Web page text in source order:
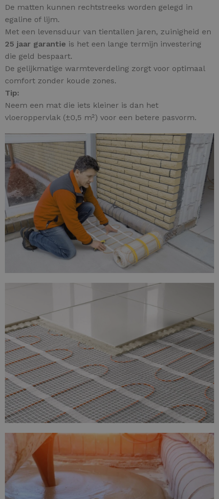
De matten kunnen rechtstreeks worden gelegd in
egaline of lijm.
Met een levensduur van tientallen jaren, zuinigheid en
25 jaar garantie is het een lange termijn investering
die geld bespaart.
De gelijkmatige warmteverdeling zorgt voor optimaal
comfort zonder koude zones.
Tip:
Neem een mat die iets kleiner is dan het
vloeroppervlak (±0,5 m²) voor een betere pasvorm.